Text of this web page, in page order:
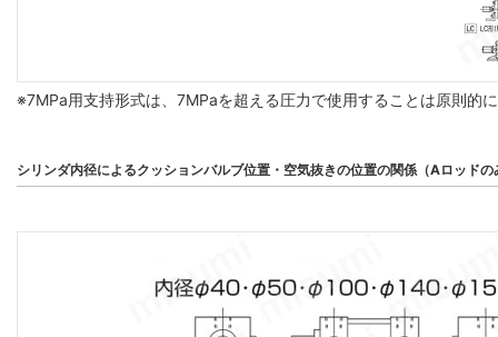
※7MPa用支持形式は、7MPaを超える圧力で使用することは原則的
シリンダ内径によるクッションバルブ位置・空気抜きの位置の関係（Aロッドの